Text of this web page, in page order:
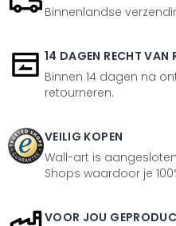
Binnenlandse
14 DAGEN RECHT VAN
Binnen 14 dagen na
retourneren.
VEILIG KOPEN
Wall-art is
Shops waardoor je
VOOR JOU